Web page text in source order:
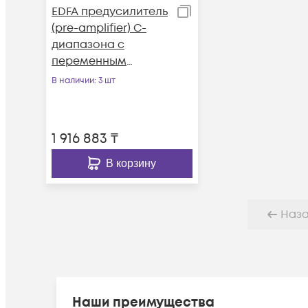
EDFA предусилитель
(pre-amplifier) C-
диапазона с
переменным
коэффициентом
В наличии: 3 шт
1 916 883 ₸
В корзину
Наши преимущества